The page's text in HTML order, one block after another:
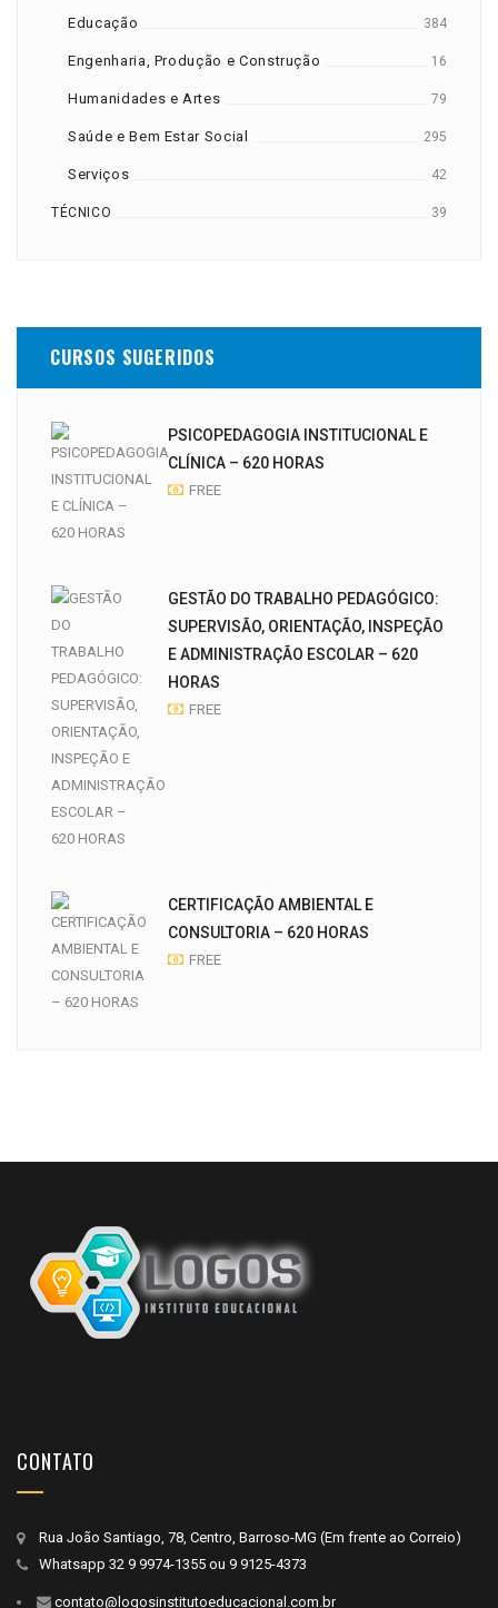
Educação 384
Engenharia, Produção e Construção 16
Humanidades e Artes 79
Saúde e Bem Estar Social 295
Serviços 42
TÉCNICO 39
CURSOS SUGERIDOS
PSICOPEDAGOGIA INSTITUCIONAL E
CLÍNICA – 620 HORAS
FREE
GESTÃO DO TRABALHO PEDAGÓGICO:
SUPERVISÃO, ORIENTAÇÃO, INSPEÇÃO
E ADMINISTRAÇÃO ESCOLAR – 620
HORAS
FREE
CERTIFICAÇÃO AMBIENTAL E
CONSULTORIA – 620 HORAS
FREE
CONTATO
Rua João Santiago, 78, Centro, Barroso-MG (Em frente ao Correio)
Whatsapp 32 9 9974-1355 ou 9 9125-4373
contato@logosinstitutoeducacional.com.br